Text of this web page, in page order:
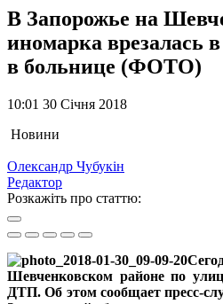
В Запорожье на
иномарка врезалась
в больнице (ФОТО)
10:01 30 Січня 2018
Новини
Олександр Чубукін
Редактор
Розкажіть про статтю:
Шевченковском районе по
ДТП. Об этом сообщает пресс-